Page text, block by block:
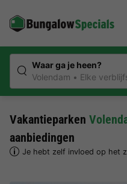
Waar ga je heen?
Volendam
Elke
Vakantieparken
aanbiedingen
Je hebt zelf invloed op het